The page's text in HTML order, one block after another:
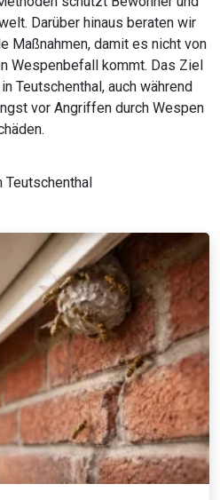
Darüber hinaus beraten wir
Maßnahmen, damit es nicht von
Wespenbefall kommt. Das Ziel
Teutschenthal, auch während
vor Angriffen durch Wespen